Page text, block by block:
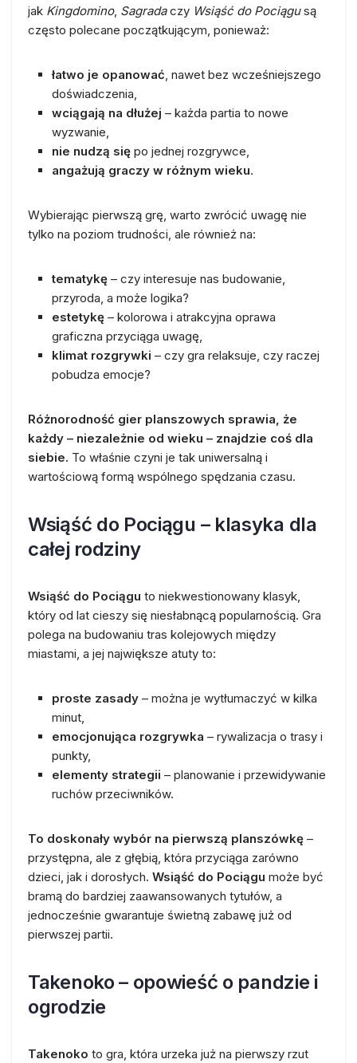
jak Kingdomino, Sagradaczy Wsiąść do Pociągusą
często polecane początkującym, ponieważ:
łatwo je opanować, nawet bez wcześniejszego
doświadczenia,
wciągają na dłużej – każda partia to nowe
wyzwanie,
nie nudzą się po jednej rozgrywce,
angażują graczy w różnym wieku.
Wybierając pierwszą grę, warto zwrócić uwagę nie
tylko na poziom trudności, ale również na:
tematykę – czy interesuje nas budowanie,
przyroda, a może logika?
estetykę – kolorowa i atrakcyjna oprawa
graficzna przyciąga uwagę,
klimat rozgrywki – czy gra relaksuje, czy raczej
pobudza emocje?
Różnorodność gier planszowych sprawia, że
każdy – niezależnie od wieku – znajdzie coś dla
siebie. To właśnie czyni je tak uniwersalną i
wartościową formą wspólnego spędzania czasu.
Wsiąść do Pociągu – klasyka dla
całej rodziny
Wsiąść do Pociągu to niekwestionowany klasyk,
który od lat cieszy się niesłabnącą popularnością. Gra
polega na budowaniu tras kolejowych między
miastami, a jej największe atuty to:
proste zasady – można je wytłumaczyć w kilka
minut,
emocjonująca rozgrywka – rywalizacja o trasy i
punkty,
elementy strategii – planowanie i przewidywanie
ruchów przeciwników.
To doskonały wybór na pierwszą planszówkę –
przystępna, ale z głębią, która przyciąga zarówno
dzieci, jak i dorosłych. Wsiąść do Pociągu może być
bramą do bardziej zaawansowanych tytułów, a
jednocześnie gwarantuje świetną zabawę już od
pierwszej partii.
Takenoko – opowieść o pandzie i
ogrodzie
Takenoko to gra, która urzeka już na pierwszy rzut